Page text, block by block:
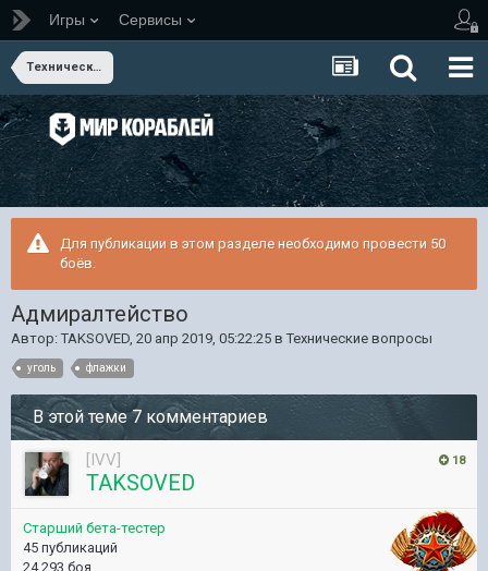
Игры Сервисы
Технические вопросы
Для публикации в этом разделе необходимо провести 50
боёв.
Адмиралтейство
Автор: TAKSOVED, 20 апр 2019, 05:22:25 в Технические вопросы
уголь флажки
В этой теме 7 комментариев
18
[IVV]
TAKSOVED
Старший бета-тестер
45 публикаций
24 293 боя